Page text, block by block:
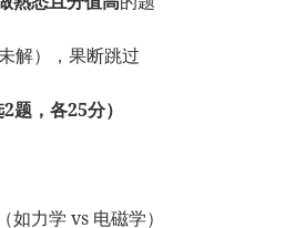
解），果断跳过
，各25分）
如力学 vs 电磁学）